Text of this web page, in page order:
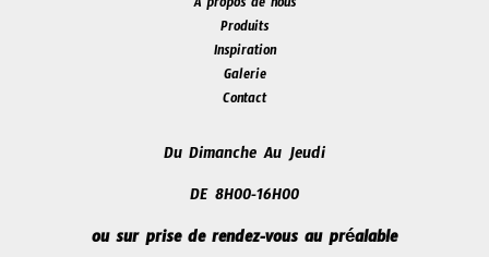
A propos de nous
Produits
Inspiration
Galerie
Contact
Du Dimanche Au Jeudi
DE 8H00-16H00
ou sur prise de rendez-vous au préalable